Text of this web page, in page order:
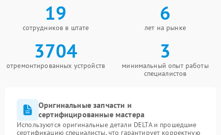
19
сотрудников в штате
6
лет на рынке
3704
отремонтированных устройств
3
минимальный опыт работы
специалистов
Оригинальные запчасти и
сертифицированные мастера
Используются оригинальные детали DELTA и прошедшие
сертификацию специалисты, что гарантирует корректную